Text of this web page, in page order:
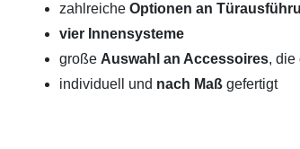
zahlreiche Optionen an
vier Innensysteme
große Auswahl an Accessoires, die
individuell und nach Maß gefertigt